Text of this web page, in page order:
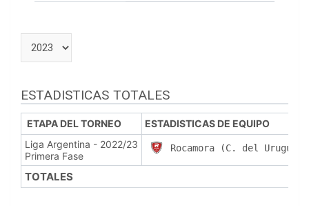
ESTADISTICAS TOTALES
ETAPA DEL TORNEO
ESTADISTICAS DE EQUIPO
Liga Argentina - 2022/23
Primera Fase
Rocamora (C. del Uruguay)
TOTALES